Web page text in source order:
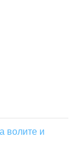
волите и